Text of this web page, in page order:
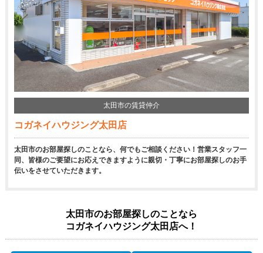
太田市の賃貸仲介
コガネイハウジング太田店
太田市のお部屋探しのことなら、何でもご相談ください！営業スタッフ一
同、皆様のご要望にお応えできますように親切・丁寧にお部屋探しのお手
伝いをさせていただきます。
太田市のお部屋探しのことなら
コガネイハウジング太田店へ！